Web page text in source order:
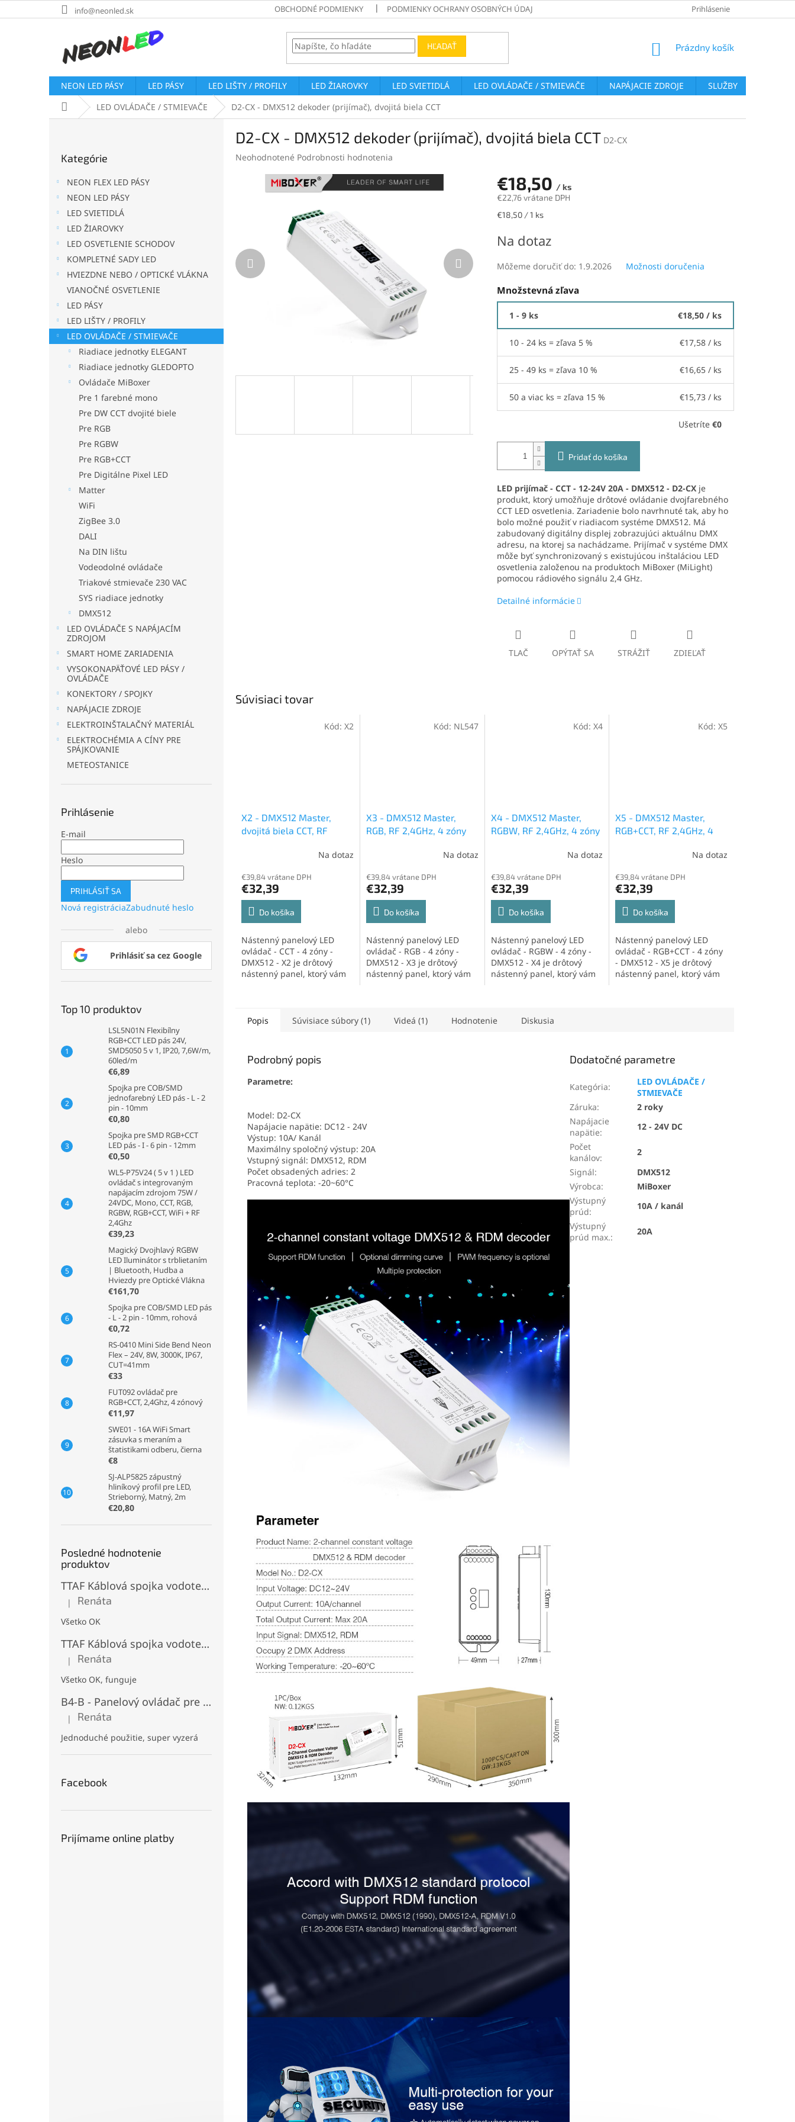
na
info@neonled.sk OBCHODNÉ PODMIENKY PODMIENKY OCHRANY OSOBNÝCH ÚDAJOV VRÁTENIE TOVARU
Prihlásenie
HĽADAŤ
NÁKUPNÝ
Prázdny košík
NEON LED PÁSY LED PÁSY LED LIŠTY / PROFILY LED ŽIAROVKY LED SVIETIDLÁ LED OVLÁDAČE / STMIEVAČE NAPÁJACIE ZDROJE SLUŽBY
DomovLED OVLÁDAČE / STMIEVAČE D2-CX - DMX512 dekoder (prijímač), dvojitá biela CCT
kategórie
Kategórie
NEON FLEX LED PÁSY
NEON LED PÁSY
LED SVIETIDLÁ
LED ŽIAROVKY
LED OSVETLENIE SCHODOV
KOMPLETNÉ SADY LED
HVIEZDNE NEBO / OPTICKÉ VLÁKNA
VIANOČNÉ OSVETLENIE
LED PÁSY
LED LIŠTY / PROFILY
LED OVLÁDAČE / STMIEVAČE
Riadiace jednotky ELEGANT
Riadiace jednotky GLEDOPTO
Ovládače MiBoxer
Pre 1 farebné mono
Pre DW CCT dvojité biele
Pre RGB
Pre RGBW
Pre RGB+CCT
Pre Digitálne Pixel LED
Matter
WiFi
ZigBee 3.0
DALI
Na DIN lištu
Vodeodolné ovládače
Triakové stmievače 230 VAC
SYS riadiace jednotky
DMX512
LED OVLÁDAČE S NAPÁJACÍM
ZDROJOM
SMART HOME ZARIADENIA
VYSOKONAPÄŤOVÉ LED PÁSY /
OVLÁDAČE
KONEKTORY / SPOJKY
NAPÁJACIE ZDROJE
ELEKTROINŠTALAČNÝ MATERIÁL
ELEKTROCHÉMIA A CÍNY PRE
SPÁJKOVANIE
METEOSTANICE
Prihlásenie
E-mail
Heslo
PRIHLÁSIŤ SA
Nová registráciaZabudnuté heslo
alebo
Prihlásiť sa cez Google
Top 10 produktov
LSL5N01N Flexibílny
RGB+CCT LED pás 24V,
SMD5050 5 v 1, IP20, 7,6W/m,
60led/m
€6,89
Spojka pre COB/SMD
jednofarebný LED pás - L - 2
pin - 10mm
€0,80
Spojka pre SMD RGB+CCT
LED pás - I - 6 pin - 12mm
€0,50
WL5-P75V24 ( 5 v 1 ) LED
ovládač s integrovaným
napájacím zdrojom 75W /
24VDC, Mono, CCT, RGB,
RGBW, RGB+CCT, WiFi + RF
2,4Ghz
€39,23
Magický Dvojhlavý RGBW
LED Iluminátor s trblietaním
| Bluetooth, Hudba a
Hviezdy pre Optické Vlákna
€161,70
Spojka pre COB/SMD LED pás
- L - 2 pin - 10mm, rohová
€0,72
RS-0410 Mini Side Bend Neon
Flex – 24V, 8W, 3000K, IP67,
CUT=41mm
€33
FUT092 ovládač pre
RGB+CCT, 2,4Ghz, 4 zónový
€11,97
SWE01 - 16A WiFi Smart
zásuvka s meraním a
štatistikami odberu, čierna
€8
SJ-ALP5825 zápustný
hliníkový profil pre LED,
Strieborný, Matný, 2m
€20,80
Posledné hodnotenie
produktov
TTAF Káblová spojka vodotesná IP68, Typu "T" , 3 pinová, 20A, 2,5mm², M20
Hodnotenie produktu je 5 z 5 hviezdičiek.
| Renáta
Všetko OK
TTAF Káblová spojka vodotesná IP68, "I" Priama, 3 pinová, 20A, 2,5mm², M20
Hodnotenie produktu je 5 z 5 hviezdičiek.
| Renáta
Všetko OK, funguje
B4-B - Panelový ovládač pre RGB+CCT LED, Čierny, Batériový 2xAAA (3V), Magnetický, RF 2,4GHz, 4 zóny
Hodnotenie produktu je 5 z 5 hviezdičiek.
| Renáta
Jednoduché použitie, super vyzerá
Facebook
Prijímame online platby
D2-CX - DMX512 dekoder (prijímač), dvojitá biela CCT D2-CX
Priemerné
produktu
Neohodnotené Podrobnosti hodnotenia
€18,50 / ks
€22,76 vrátane DPH
Jednotková
€18,50 / 1 ks
Na dotaz
Môžeme doručiť do: 1.9.2026 Možnosti doručenia
Množstevná zľava
1 - 9 ks €18,50 / ks
10 - 24 ks = zľava 5 % €17,58 / ks
25 - 49 ks = zľava 10 % €16,65 / ks
50 a viac ks = zľava 15 % €15,73 / ks
Ušetríte €0
Pridať do košíka
LED prijímač - CCT - 12-24V 20A - DMX512 - D2-CXje
produkt, ktorý umožňuje drôtové ovládanie dvojfarebného
CCT LED osvetlenia. Zariadenie bolo navrhnuté tak, aby ho
bolo možné použiť v riadiacom systéme DMX512. Má
zabudovaný digitálny displej zobrazujúci aktuálnu DMX
adresu, na ktorej sa nachádzame. Prijímač v systéme DMX
môže byť synchronizovaný s existujúcou inštaláciou LED
osvetlenia založenou na produktoch MiBoxer (MiLight)
pomocou rádiového signálu 2,4 GHz.
Detailné informácie
TLAČ OPÝTAŤ SA STRÁŽIŤ ZDIEĽAŤ
Súvisiaci tovar
X2 - DMX512 Master,
dvojitá biela CCT, RF
Na dotaz
€39,84 vrátane DPH
€32,39
Do košíka
Nástenný panelový LED
ovládač - CCT - 4 zóny -
DMX512 - X2 je drôtový
nástenný panel, ktorý vám
Kód: X2
X3 - DMX512 Master,
RGB, RF 2,4GHz, 4 zóny
Na dotaz
€39,84 vrátane DPH
€32,39
Do košíka
Nástenný panelový LED
ovládač - RGB - 4 zóny -
DMX512 - X3 je drôtový
nástenný panel, ktorý vám
Kód: NL547
X4 - DMX512 Master,
RGBW, RF 2,4GHz, 4 zóny
Na dotaz
€39,84 vrátane DPH
€32,39
Do košíka
Nástenný panelový LED
ovládač - RGBW - 4 zóny -
DMX512 - X4 je drôtový
nástenný panel, ktorý vám
Kód:X4
X5 - DMX512 Master,
RGB+CCT, RF 2,4GHz, 4
Na dotaz
€39,84 vrátane DPH
€32,39
Do košíka
Nástenný panelový LED
ovládač - RGB+CCT - 4 zóny
- DMX512 - X5 je drôtový
nástenný panel, ktorý vám
Kód: X5
Popis Súvisiace súbory (1) Videá (1) Hodnotenie Diskusia
Podrobný popis
Parametre:
Model: D2-CX
Napájacie napätie: DC12 - 24V
Výstup: 10A/ Kanál
Maximálny spoločný výstup: 20A
Vstupný signál: DMX512, RDM
Počet obsadených adries: 2
Pracovná teplota: -20~60°C
Dodatočné parametre
Kategória:
LED OVLÁDAČE /
STMIEVAČE
Záruka:
2 roky
Napájacie
napätie:
12 - 24V DC
Počet
kanálov:
2
Signál:
DMX512
Výrobca:
MiBoxer
Výstupný
prúd:
10A / kanál
Výstupný
prúd max.:
20A